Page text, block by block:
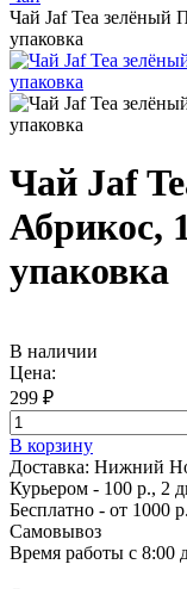
Чай Jaf Tea зелёный
упаковка
Чай Jaf
Абрикос,
упаковка
В наличии
Цена:
299 ₽
В корзину
Доставка: Нижний
Курьером - 100 р., 2
Бесплатно - от 1000 р.
Самовывоз
Время работы с 8:00